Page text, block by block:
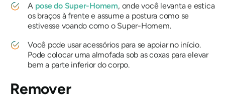
A pose do Super-Homem, onde você levanta e estica
os braços à frente e assume a postura como se
estivesse voando como o Super-Homem.
Você pode usar acessórios para se apoiar no início.
Pode colocar uma almofada sob as coxas para elevar
bem a parte inferior do corpo.
Remover